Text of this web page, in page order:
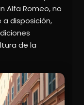
Alfa Romeo, no
disposición,
de la